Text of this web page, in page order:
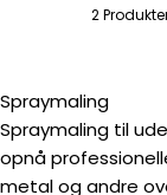
2
Spraymaling
Spraymaling til
opnå
metal og andre